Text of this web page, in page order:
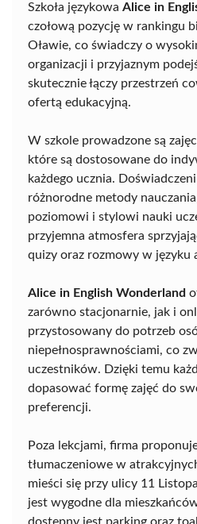
Szkoła językowa Alice in
czołową pozycję w rankingu
Oławie, co świadczy o
organizacji i przyjaznym
skutecznie łączy przestrzeń
ofertą edukacyjną.
W szkole prowadzone są
które są dostosowane do
każdego ucznia.
różnorodne metody
poziomowi i stylowi nauki
przyjemna atmosfera
quizy oraz rozmowy w języku
Alice in English Wonderland
zarówno stacjonarnie, jak i
przystosowany do potrzeb
niepełnosprawnościami, co
uczestników. Dzięki temu
dopasować formę zajęć do
preferencji.
Poza lekcjami, firma
tłumaczeniowe w
mieści się przy ulicy 11
jest wygodne dla